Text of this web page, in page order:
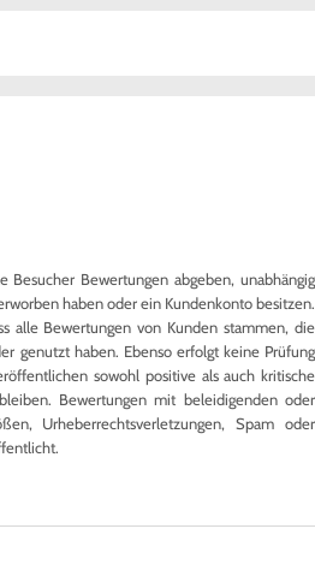
Besucher Bewertungen abgeben, unabhängig
haben oder ein Kundenkonto besitzen.
alle Bewertungen von Kunden stammen, die
genutzt haben. Ebenso erfolgt keine Prüfung
sowohl positive als auch kritische
Bewertungen mit beleidigenden oder
Urheberrechtsverletzungen, Spam oder